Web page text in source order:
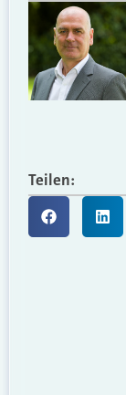
Teilen: